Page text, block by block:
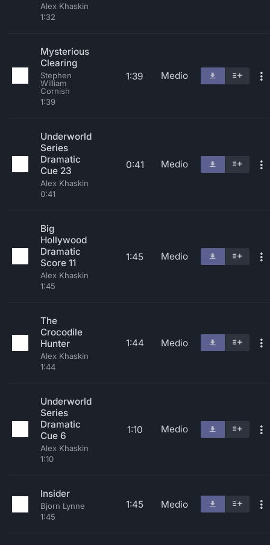
Alex Khaskin
1:32
Mysterious
Clearing
Stephen
William
Cornish
1:39
1:39 Medio
Underworld
Series
Dramatic
Cue 23
Alex Khaskin
0:41
0:41 Medio
Big
Hollywood
Dramatic
Score 11
Alex Khaskin
1:45
1:45 Medio
The
Crocodile
Hunter
Alex Khaskin
1:44
1:44 Medio
Underworld
Series
Dramatic
Cue 6
Alex Khaskin
1:10
1:10 Medio
Insider
Bjorn Lynne
1:45
1:45 Medio